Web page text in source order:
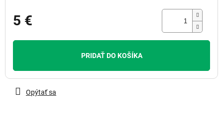
5 €
PRIDAŤ DO KOŠÍKA
Opýtať sa